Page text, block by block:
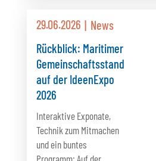
29.06.2026
News
Rückblick: Maritimer
Gemeinschaftsstand
auf der IdeenExpo
2026
Interaktive Exponate,
Technik zum Mitmachen
und ein buntes
Programm: Auf der